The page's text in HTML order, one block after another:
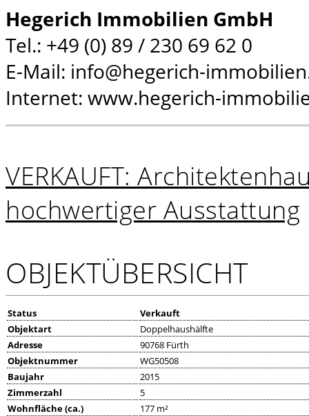
Hegerich Immobilien GmbH
Tel.: +49 (0) 89 / 230 69 62 0
E-Mail: info@hegerich-
Internet: www.hegerich-
VERKAUFT:
hochwertiger Ausstattung
OBJEKTÜBERSICHT
Status
Verkauft
Objektart
Doppelhaushälfte
Adresse
90768 Fürth
Objektnummer
WG50508
Baujahr
2015
Zimmerzahl
5
Wohnfläche (ca.)
177 m²